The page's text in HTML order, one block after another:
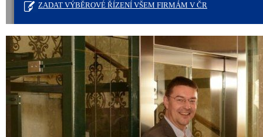
ZADAT VÝBĚROVÉ ŘÍZENÍ VŠEM FIRMÁM V ČR